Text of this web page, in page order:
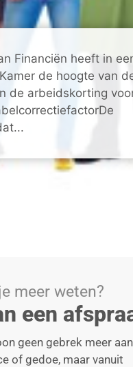
Financiën heeft in
de hoogte van
de arbeidskorting
meer weten?
een
geen gebrek meer aan
of gedoe, maar vanuit